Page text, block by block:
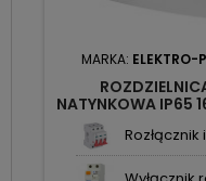
MARKA: ELEKTRO-
NATYNKOWA IP65
Rozłącznik